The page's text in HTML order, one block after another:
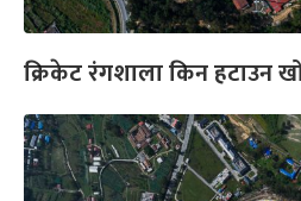
क्रिकेट रंगशाला किन हटाउन